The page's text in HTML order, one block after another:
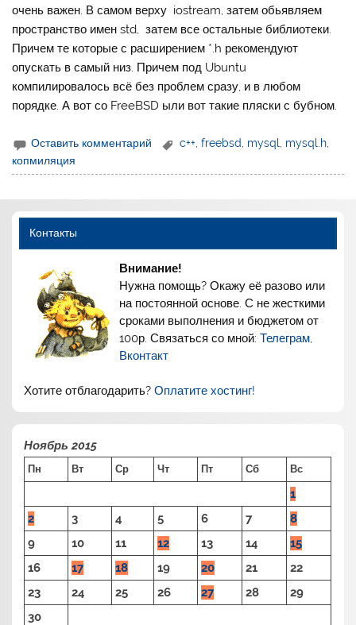
очень важен. В самом верху iostream, затем обьявляем
пространство имен std, затем все остальные библиотеки.
Причем те которые с расширением *.h рекомендуют
опускать в самый низ. Причем под Ubuntu
компилировалось всё без проблем сразу, и в любом
порядке. А вот со FreeBSD ыли вот такие пляски с бубном.
Оставить комментарий c++ ,freebsd mysql mysql.h
копмиляция
Контакты
Внимание!
Нужна помощь? Окажу её разово или
на постоянной основе. С не жесткими
сроками выполнения и бюджетом от
100р. Связаться со мной:Телеграм,
Вконтакт
Хотите отблагодарить?Оплатите хостинг!
Ноябрь 2015
Пн Вт Ср Чт Пт Сб Вс
1
2
3 4 5 6 7
8
9
10 11 12 13 14
15
16
17 18 19 20 21
22
23
24 25 26 27 28
29
30